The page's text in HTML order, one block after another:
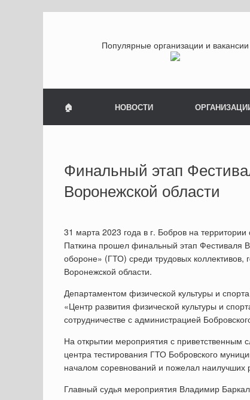
Популярные организации и вакансии
🏠 НОВОСТИ
Финальный этап
Воронежской области
31 марта 2023 года в г. Бобров на
Паткина прошел финальный этап Фестиваля
обороне» (ГТО) среди трудовых
Воронежской области.
Департаментом физической культуры и
«Центр развития физической культуры и
сотрудничестве с администрацией
На открытии мероприятия с приветственным
центра тестирования ГТО Бобровского
началом соревнований и пожелал наилучших
Главный судья мероприятия Владимир